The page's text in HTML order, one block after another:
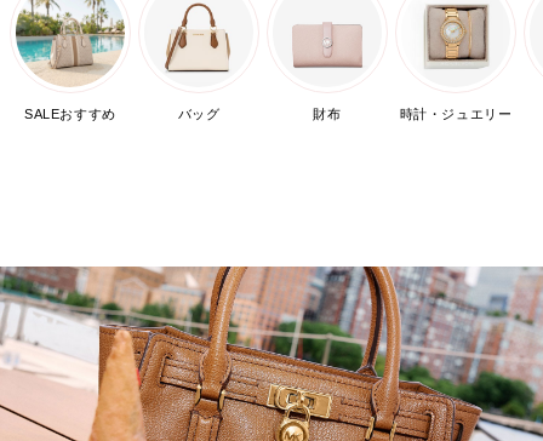
SALEおすすめ バッグ 財布 時計・ジュエリー